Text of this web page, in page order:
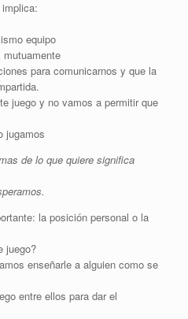
equipo
mutuamente
para comunicarnos y que la
juego y no vamos a permitir que
jugamos
de lo que quiere significa
la posición personal o la
juego?
enseñarle a alguien como se
entre ellos para dar el